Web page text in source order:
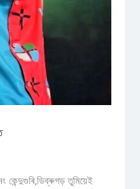
কেন্দুগুৰি,ডিব্ৰুগড় তুমিয়েই